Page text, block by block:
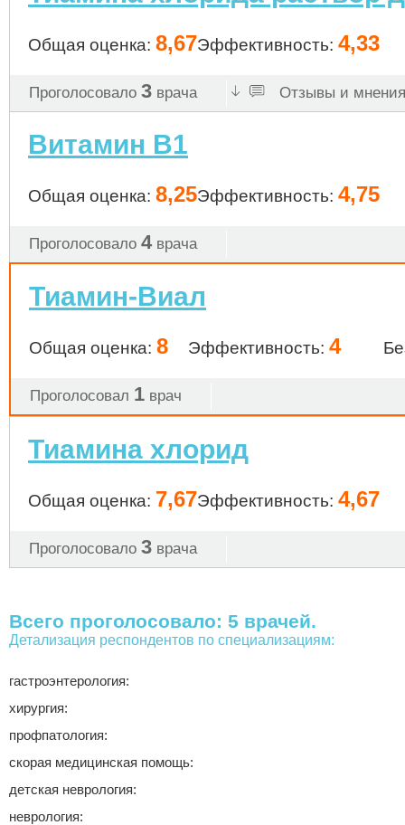
Общая оценка: 8,67Эффективность: 4,33
Проголосовало 3 врача Отзывы и
Витамин B1
Общая оценка: 8,25Эффективность: 4,75
Проголосовало 4 врача
Тиамин-Виал
Общая оценка: 8 Эффективность: 4
Проголосовал 1 врач
Тиамина хлорид
Общая оценка: 7,67Эффективность: 4,67
Проголосовало 3 врача
Всего проголосовало: 5 врачей.
Детализация респондентов по специализациям:
гастроэнтерология:
хирургия:
профпатология:
скорая медицинская помощь:
детская неврология:
неврология: